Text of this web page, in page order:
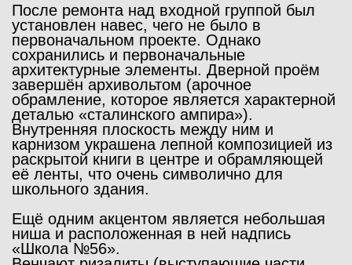
После ремонта над входной группой был
установлен навес, чего не было в
первоначальном проекте. Однако
сохранились и первоначальные
архитектурные элементы. Дверной проём
завершёнархивольтом (арочное
обрамление, которое является характерной
деталью «сталинского ампира»).
Внутренняя плоскость между ним и
карнизом украшена лепной композицией из
раскрытой книги в центре и обрамляющей
её ленты, что очень символично для
школьного здания.
Ещё одним акцентом является небольшая
ниша и расположенная в ней надпись
«Школа №56».